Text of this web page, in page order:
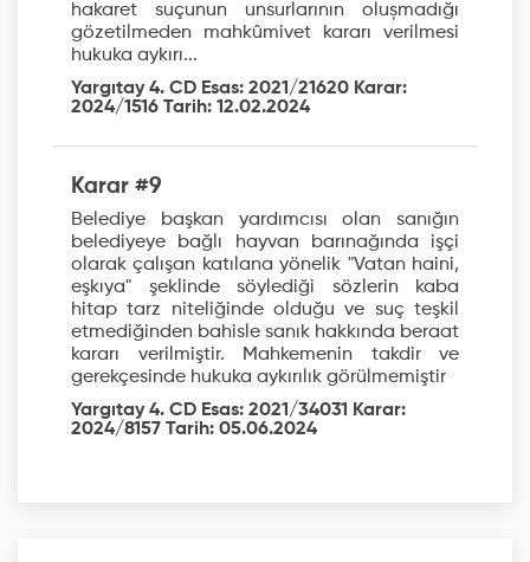
hakaret suçunun unsurlarının olușmadığı
gözetilmeden mahkûmivet kararı verilmesi
hukuka aykırı...
Yargıtay 4. CD Esas: 2021/21620 Karar:
2024/1516 Tarih: 12.02.2024
Karar #9
Belediye başkan yardımcısı olan sanığın
belediyeye bağlı hayvan barınağında işçi
olarak çalışan katılana yönelik "Vatan haini,
eşkıya" şeklinde söylediği sözlerin kaba
hitap tarz niteliğinde olduğu ve suç teşkil
etmediğinden bahisle sanık hakkında beraat
kararı verilmiştir. Mahkemenin takdir ve
gerekçesinde hukuka aykırılık görülmemiştir
Yargıtay 4. CD Esas: 2021/34031 Karar:
2024/8157 Tarih: 05.06.2024